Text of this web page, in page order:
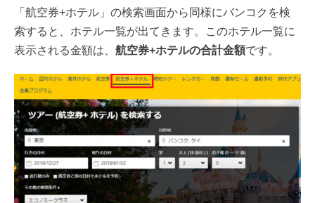
「航空券+ホテル」の検索画面から同様にバンコクを検
索すると、ホテル一覧が出てきます。このホテル一覧に
表示される金額は、 航空券+ホテルの合計金額です。